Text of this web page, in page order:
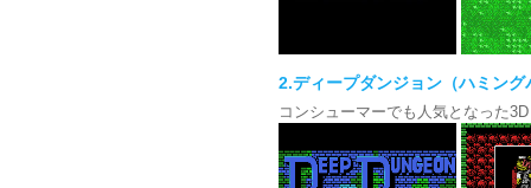
2.ディープダンジョン（ハミン
コンシューマーでも人気となった